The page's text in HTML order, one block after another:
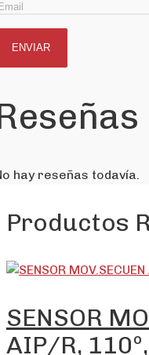
hay reseñas todavía.
Productos
SENSOR
AIP/R,